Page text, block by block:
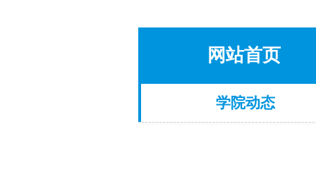
网站首页
学院动态